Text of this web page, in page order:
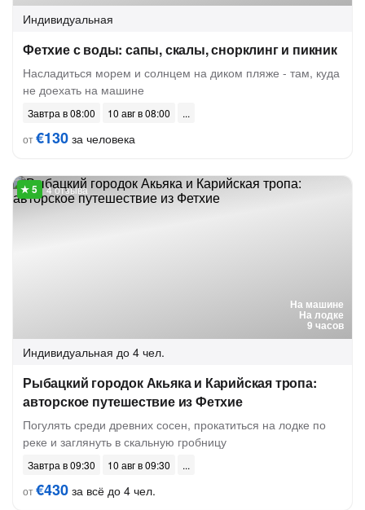
Индивидуальная
Фетхие с воды: сапы, скалы, снорклинг и пикник
Насладиться морем и солнцем на диком пляже - там, куда
не доехать на машине
Завтра в 08:00
10 авг в 08:00
от€130 за человека
На машине
На лодке
9 часов
4 отзыва
Индивидуальная до 4 чел.
Рыбацкий городок Акьяка и Карийская тропа:
авторское путешествие из Фетхие
Погулять среди древних сосен, прокатиться на лодке по
реке и заглянуть в скальную гробницу
Завтра в 09:30
10 авг в 09:30
от€430 за всё до 4 чел.